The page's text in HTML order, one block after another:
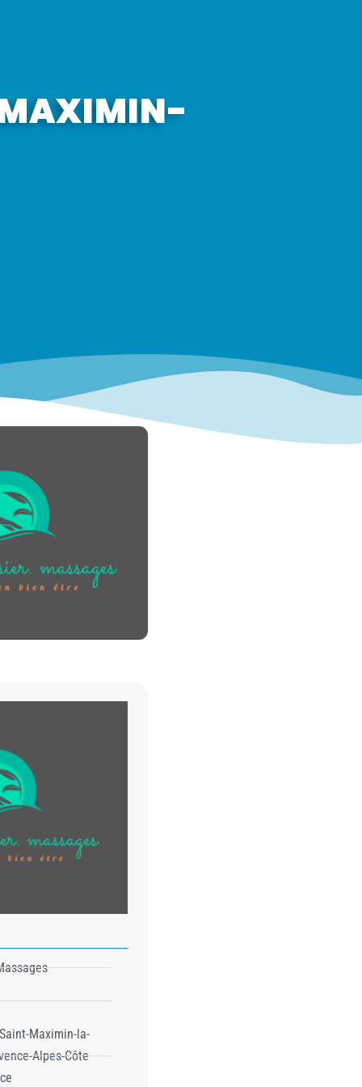
MAXIMIN-
Maximin-la-
Alpes-Côte